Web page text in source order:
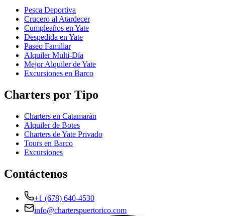
Pesca Deportiva
Crucero al Atardecer
Cumpleaños en Yate
Despedida en Yate
Paseo Familiar
Alquiler Multi-Día
Mejor Alquiler de Yate
Excursiones en Barco
Charters por Tipo
Charters en Catamarán
Alquiler de Botes
Charters de Yate Privado
Tours en Barco
Excursiones
Contáctenos
+1 (678) 640-4530
info@charterspuertorico.com